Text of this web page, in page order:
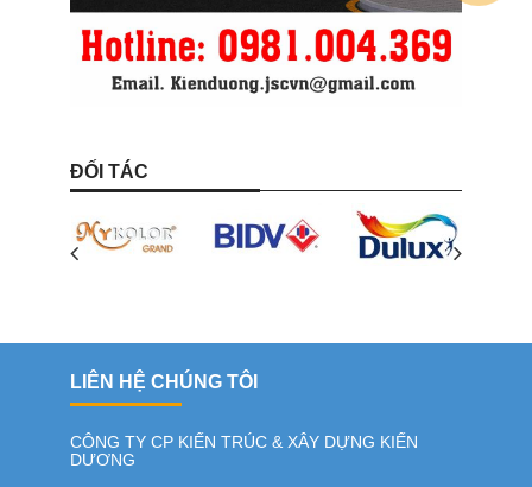
ĐỐI TÁC
LIÊN HỆ CHÚNG TÔI
CÔNG TY CP KIẾN TRÚC & XÂY DỰNG KIẾN
DƯƠNG